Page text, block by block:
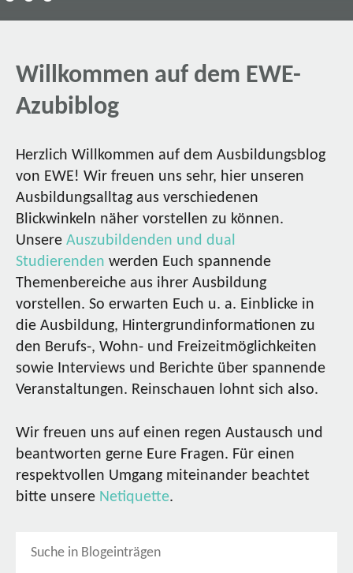
Willkommen auf dem EWE-
Azubiblog
Herzlich Willkommen auf dem Ausbildungsblog
von EWE! Wir freuen uns sehr, hier unseren
Ausbildungsalltag aus verschiedenen
Blickwinkeln näher vorstellen zu können.
Unsere Auszubildenden und dual
Studierenden werden Euch spannende
Themenbereiche aus ihrer Ausbildung
vorstellen. So erwarten Euch u. a. Einblicke in
die Ausbildung, Hintergrundinformationen zu
den Berufs-, Wohn- und Freizeitmöglichkeiten
sowie Interviews und Berichte über spannende
Veranstaltungen. Reinschauen lohnt sich also.
Wir freuen uns auf einen regen Austausch und
beantworten gerne Eure Fragen. Für einen
respektvollen Umgang miteinander beachtet
bitte unsere Netiquette.